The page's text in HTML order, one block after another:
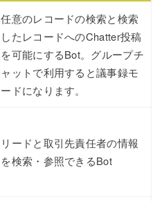
任意のレコードの検索と検索
したレコードへのChatter投稿
を可能にするBot。グループチ
ャットで利用すると議事録モ
ードになります。
リードと取引先責任者の情報
を検索・参照できるBot